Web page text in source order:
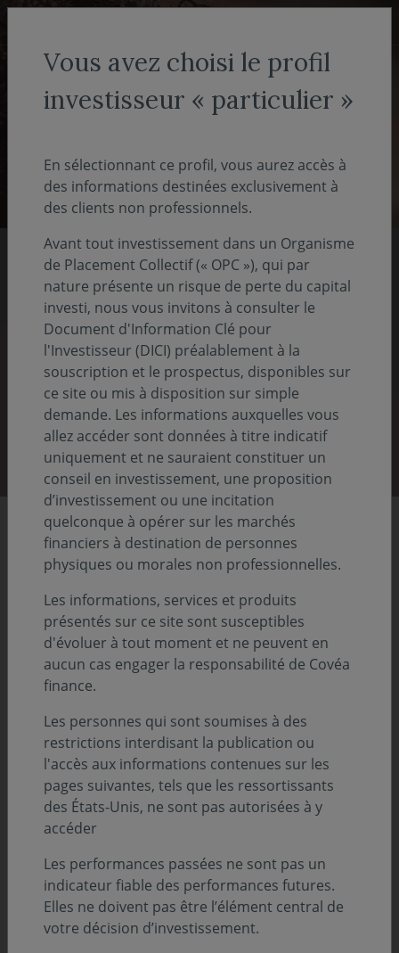
Aller au menu
Aller au contenu
Investisseur non-professionnel
Nos rapports 2025
Pour comprendre notre vision, notre stratégie
et nos actions
Découvrir nos rapports
Chiffres clés
Previous 86,8
Md€ d'actifs sous gestion
Vous avez choisi le profil
investisseur « particulier »
En sélectionnant ce profil, vous aurez accès à
des informations destinées exclusivement à
des clients non professionnels.
Avant tout investissement dans un Organisme
de Placement Collectif (« OPC »), qui par
nature présente un risque de perte du capital
investi, nous vous invitons à consulter le
Document d'Information Clé pour
l'Investisseur (DICI) préalablement à la
souscription et le prospectus, disponibles sur
ce site ou mis à disposition sur simple
demande. Les informations auxquelles vous
allez accéder sont données à titre indicatif
uniquement et ne sauraient constituer un
conseil en investissement, une proposition
d’investissement ou une incitation
quelconque à opérer sur les marchés
financiers à destination de personnes
physiques ou morales non professionnelles.
Les informations, services et produits
présentés sur ce site sont susceptibles
d'évoluer à tout moment et ne peuvent en
aucun cas engager la responsabilité de Covéa
finance.
Les personnes qui sont soumises à des
restrictions interdisant la publication ou
l'accès aux informations contenues sur les
pages suivantes, tels que les ressortissants
des États-Unis, ne sont pas autorisées à y
accéder
Les performances passées ne sont pas un
indicateur fiable des performances futures.
Elles ne doivent pas être l’élément central de
votre décision d’investissement.